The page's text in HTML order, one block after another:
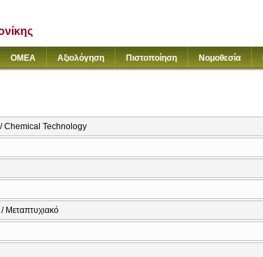
ΟΜΕΑ Αξιολόγηση Πιστοποίηση Νομοθεσία
Technology
Μεταπτυχιακό